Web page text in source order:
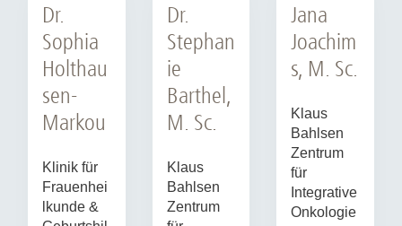
Dr.
Sophia
Holthau
sen-
Markou
Klinik für
Frauenhei
lkunde &
Dr.
Stephan
ie
Barthel,
M. Sc.
Klaus
Bahlsen
Zentrum
Jana
Joachim
s, M. Sc.
Klaus
Bahlsen
Zentrum
für
Integrative
Onkologie